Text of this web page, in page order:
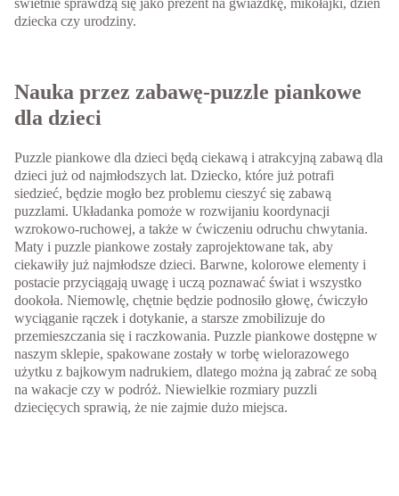
dziecka czy urodziny.
Nauka przez zabawę-puzzle piankowe
dla dzieci
Puzzle piankowe dla dzieci będą ciekawą i atrakcyjną zabawą dla
dzieci już od najmłodszych lat. Dziecko, które już potrafi
siedzieć, będzie mogło bez problemu cieszyć się zabawą
puzzlami. Układanka pomoże w rozwijaniu koordynacji
wzrokowo-ruchowej, a także w ćwiczeniu odruchu chwytania.
Maty i puzzle piankowe zostały zaprojektowane tak, aby
ciekawiły już najmłodsze dzieci. Barwne, kolorowe elementy i
postacie przyciągają uwagę i uczą poznawać świat i wszystko
dookoła. Niemowlę, chętnie będzie podnosiło głowę, ćwiczyło
wyciąganie rączek i dotykanie, a starsze zmobilizuje do
przemieszczania się i raczkowania. Puzzle piankowe dostępne w
naszym sklepie, spakowane zostały w torbę wielorazowego
użytku z bajkowym nadrukiem, dlatego można ją zabrać ze sobą
na wakacje czy w podróż. Niewielkie rozmiary puzzli
dziecięcych sprawią, że nie zajmie dużo miejsca.